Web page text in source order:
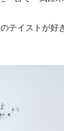
テイストが好